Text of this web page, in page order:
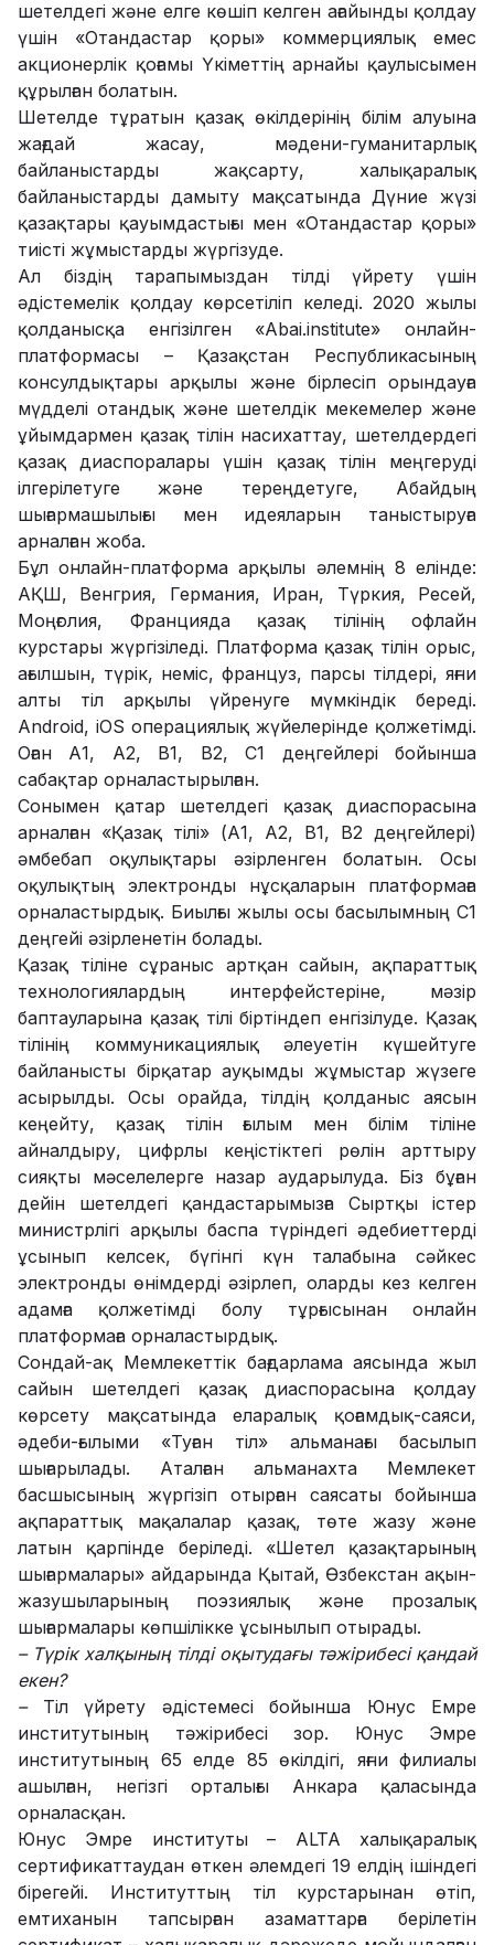
шетелдегі және елге көшіп келген ағайынды қолдау
үшін «Отандастар қоры» коммерциялық емес
акционерлік қоғамы Үкіметтің арнайы қаулысымен
құрылған болатын.
Шетелде тұратын қазақ өкілдерінің бiлiм алуына
жағдай жасау, мәдени-гуманитарлық
байланыстарды жақсарту, халықаралық
байланыстарды дамыту мақсатында Дүние жүзі
қазақтары қауымдастығы мен «Отандастар қоры»
тиісті жұмыстарды жүргізуде.
Ал біздің тарапымыздан тілді үйрету үшін
әдістемелік қолдау көрсетіліп келеді. 2020 жылы
қолданысқа енгізілген «Abai.institute» онлайн-
платформасы – Қазақстан Республикасының
консулдықтары арқылы және бірлесіп орындауға
мүдделі отандық және шетелдік мекемелер және
ұйымдармен қазақ тілін насихаттау, шетелдердегі
қазақ диаспоралары үшін қазақ тілін меңгеруді
ілгерілетуге және тереңдетуге, Абайдың
шығармашылығы мен идеяларын таныстыруға
арналған жоба.
Бұл онлайн-платформа арқылы әлемнің 8 елінде:
АҚШ, Венгрия, Германия, Иран, Түркия, Ресей,
Моңғолия, Францияда қазақ тілінің офлайн
курстары жүргізіледі. Платформа қазақ тілін орыс,
ағылшын, түрік, неміс, француз, парсы тілдері, яғни
алты тіл арқылы үйренуге мүмкіндік береді.
Android, iOS операциялық жүйелерінде қолжетімді.
Оған А1, А2, В1, В2, С1 деңгейлері бойынша
сабақтар орналастырылған.
Сонымен қатар шетелдегі қазақ диаспорасына
арналған «Қазақ тілі» (А1, А2, В1, В2 деңгейлері)
әмбебап оқулықтары әзірленген болатын. Осы
оқулықтың электронды нұсқаларын платформаға
орналастырдық. Биылғы жылы осы басылымның С1
деңгейі әзірленетін болады.
Қазақ тіліне сұраныс артқан сайын, ақпараттық
технологиялардың интерфейстеріне, мәзір
баптауларына қазақ тілі біртіндеп енгізілуде. Қазақ
тілінің коммуникациялық әлеуетін күшейтуге
байланысты бірқатар ауқымды жұмыстар жүзеге
асырылды. Осы орайда, тілдің қолданыс аясын
кеңейту, қазақ тілін ғылым мен білім тіліне
айналдыру, цифрлы кеңістіктегі рөлін арттыру
сияқты мәселелерге назар аударылуда. Біз бұған
дейін шетелдегі қандастарымызға Сыртқы істер
министрлігі арқылы баспа түріндегі әдебиеттерді
ұсынып келсек, бүгінгі күн талабына сәйкес
электронды өнімдерді әзірлеп, оларды кез келген
адамға қолжетімді болу тұрғысынан онлайн
платформаға орналастырдық.
Сондай-ақ Мемлекеттік бағдарлама аясында жыл
сайын шетелдегі қазақ диаспорасына қолдау
көрсету мақсатында еларалық қоғамдық-саяси,
әдеби-ғылыми «Туған тіл» альманағы басылып
шығарылады. Аталған альманахта Мемлекет
басшысының жүргізіп отырған саясаты бойынша
ақпараттық мақалалар қазақ, төте жазу және
латын қарпінде беріледі. «Шетел қазақтарының
шығармалары» айдарында Қытай, Өзбекстан ақын-
жазушыларының поэзиялық және прозалық
шығармалары көпшілікке ұсынылып отырады.
– Түрік халқының тілді оқытудағы тәжірибесі қандай
екен?
– Тіл үйрету әдістемесі бойынша Юнус Емре
институтының тәжірибесі зор. Юнус Эмре
институтының 65 елде 85 өкілдігі, яғни филиалы
ашылған, негізгі орталығы Анкара қаласында
орналасқан.
Юнус Эмре институты – ALTA халықаралық
сертификаттаудан өткен әлемдегі 19 елдің ішіндегі
бірегейі. Институттың тіл курстарынан өтіп,
емтиханын тапсырған азаматтарға берілетін